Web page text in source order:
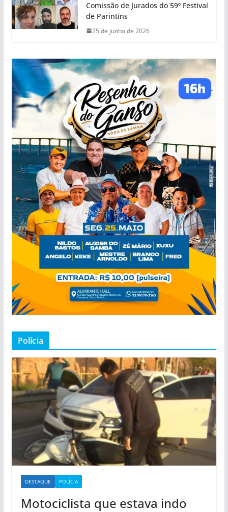
Comissão de Jurados do 59º Festival
de Parintins
25 de junho de 2026
Polícia
DESTAQUE POLÍCIA
Motociclista que estava indo